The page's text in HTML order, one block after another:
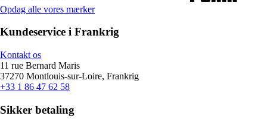
Opdag alle vores mærker
Kundeservice i Frankrig
Kontakt os
11 rue Bernard Maris
37270 Montlouis-sur-Loire, Frankrig
+33 1 86 47 62 58
Sikker betaling